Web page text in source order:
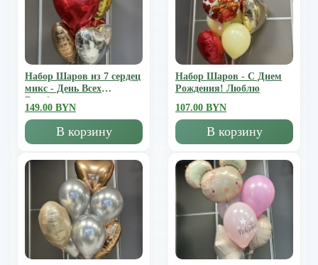
Набор Шаров из 7 сердец
микс - День Всех
Влюбленных
149.00 BYN
В корзину
Набор Шаров - С Днем
Рождения! Люблю
107.00 BYN
В корзину